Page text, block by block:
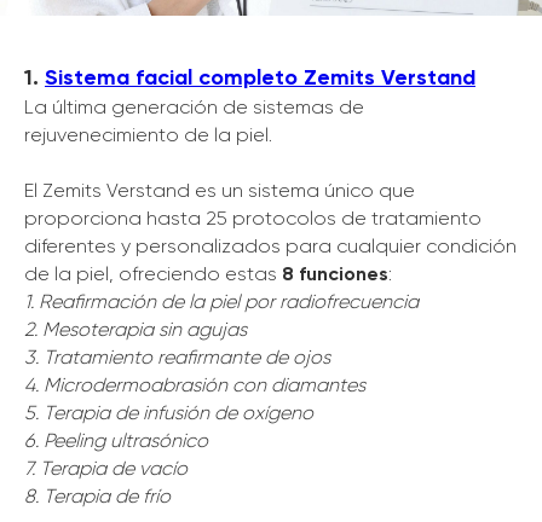
1. Sistema facial completo Zemits Verstand
La última generación de sistemas de
rejuvenecimiento de la piel.
El Zemits Verstand es un sistema único que
proporciona hasta 25 protocolos de tratamiento
diferentes y personalizados para cualquier condición
de la piel, ofreciendo estas 8 funciones:
1. Reafirmación de la piel por radiofrecuencia
2. Mesoterapia sin agujas
3. Tratamiento reafirmante de ojos
4. Microdermoabrasión con diamantes
5. Terapia de infusión de oxígeno
6. Peeling ultrasónico
7. Terapia de vacío
8. Terapia de frío